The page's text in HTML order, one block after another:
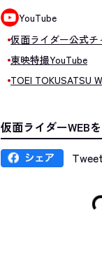
YouTube
仮面ライダー公式チ
東映特撮YouTube
TOEI TOKUSATSU
仮面ライダーWEB
Tweet